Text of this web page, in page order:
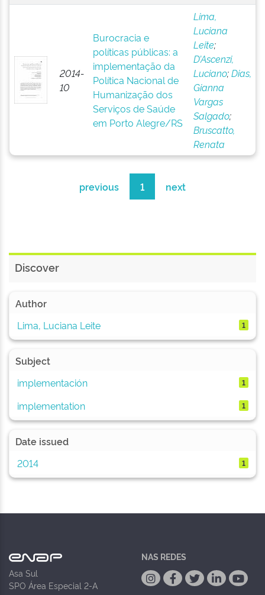
2014-
10
Burocracia e
políticas públicas: a
implementação da
Política Nacional de
Humanização dos
Serviços de Saúde
em Porto Alegre/RS
Lima,
Luciana
Leite;
D’Ascenzi,
Luciano;Dias,
Gianna
Vargas
Salgado;
Bruscatto,
Renata
previous 1 next
Discover
Author
Lima, Luciana Leite
1
Subject
implementación
1
implementation 1
Date issued
2014
1
Asa Sul
SPO Área Especial 2-A
NAS REDES